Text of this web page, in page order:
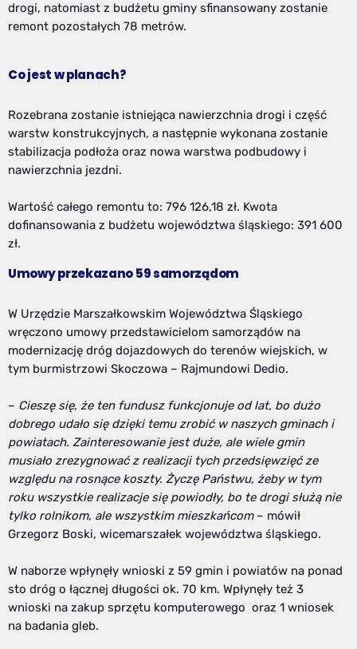
drogi, natomiast z budżetu gminy sfinansowany zostanie
remont pozostałych 78 metrów.
Co jest w planach?
Rozebrana zostanie istniejąca nawierzchnia drogi i część
warstw konstrukcyjnych, a następnie wykonana zostanie
stabilizacja podłoża oraz nowa warstwa podbudowy i
nawierzchnia jezdni.
Wartość całego remontu to: 796 126,18 zł. Kwota
dofinansowania z budżetu województwa śląskiego: 391 600
zł.
Umowy przekazano 59 samorządom
W Urzędzie Marszałkowskim Województwa Śląskiego
wręczono umowy przedstawicielom samorządów na
modernizację dróg dojazdowych do terenów wiejskich, w
tym burmistrzowi Skoczowa – Rajmundowi Dedio.
– Cieszę się, że ten fundusz funkcjonuje od lat, bo dużo
dobrego udało się dzięki temu zrobić w naszych gminach i
powiatach. Zainteresowanie jest duże, ale wiele gmin
musiało zrezygnować z realizacji tych przedsięwzięć ze
względu na rosnące koszty. Życzę Państwu, żeby w tym
roku wszystkie realizacje się powiodły, bo te drogi służą nie
tylko rolnikom, ale wszystkim mieszkańcom– mówił
Grzegorz Boski, wicemarszałek województwa śląskiego.
W naborze wpłynęły wnioski z 59 gmin i powiatów na ponad
sto dróg o łącznej długości ok. 70 km. Wpłynęły też 3
wnioski na zakup sprzętu komputerowego oraz 1 wniosek
na badania gleb.